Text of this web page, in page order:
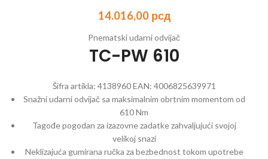
14.016,00 рсд
Pnematski udarni odvijač
TC-PW 610
Šifra artikla: 4138960EAN: 4006825639971
Snažni udarni odvijač sa maksimalnim obrtnim momentom od
610 Nm
Tagođe pogodan za izazovne zadatke zahvaljujući svojoj
velikoj snazi
Neklizajuća gumirana ručka za bezbednost tokom upotrebe